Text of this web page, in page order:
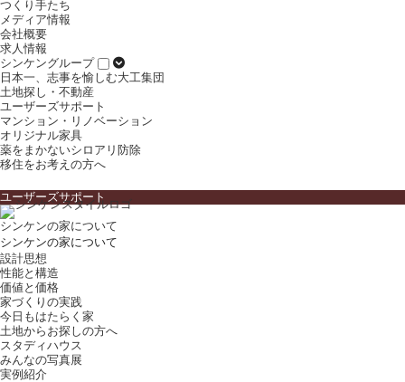
つくり手たち
メディア情報
会社概要
求人情報
シンケングループ
日本一、志事を愉しむ大工集団
土地探し・不動産
ユーザーズサポート
マンション・リノベーション
オリジナル家具
薬をまかないシロアリ防除
移住をお考えの方へ
ユーザーズサポート
シンケンの家について
シンケンの家について
設計思想
性能と構造
価値と価格
家づくりの実践
今日もはたらく家
土地からお探しの方へ
スタディハウス
みんなの写真展
実例紹介